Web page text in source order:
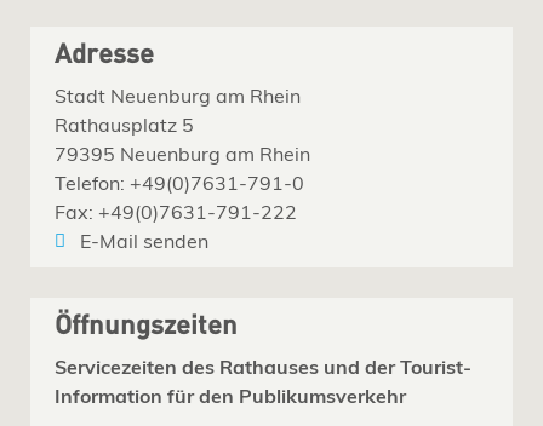
Adresse
Stadt Neuenburg am Rhein
Rathausplatz 5
79395 Neuenburg am Rhein
Telefon: +49(0)7631-791-0
Fax: +49(0)7631-791-222
E-Mail senden
Öffnungszeiten
Servicezeiten des Rathauses und der Tourist-
Information für den Publikumsverkehr